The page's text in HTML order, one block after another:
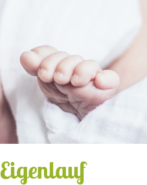
Eigenlauf